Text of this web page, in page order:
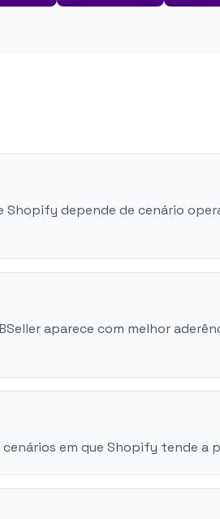
Shopify depende de cenário
aparece com melhor
em que Shopify tende a